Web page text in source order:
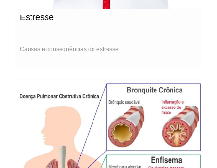
Estresse
Causas e consequências do estresse